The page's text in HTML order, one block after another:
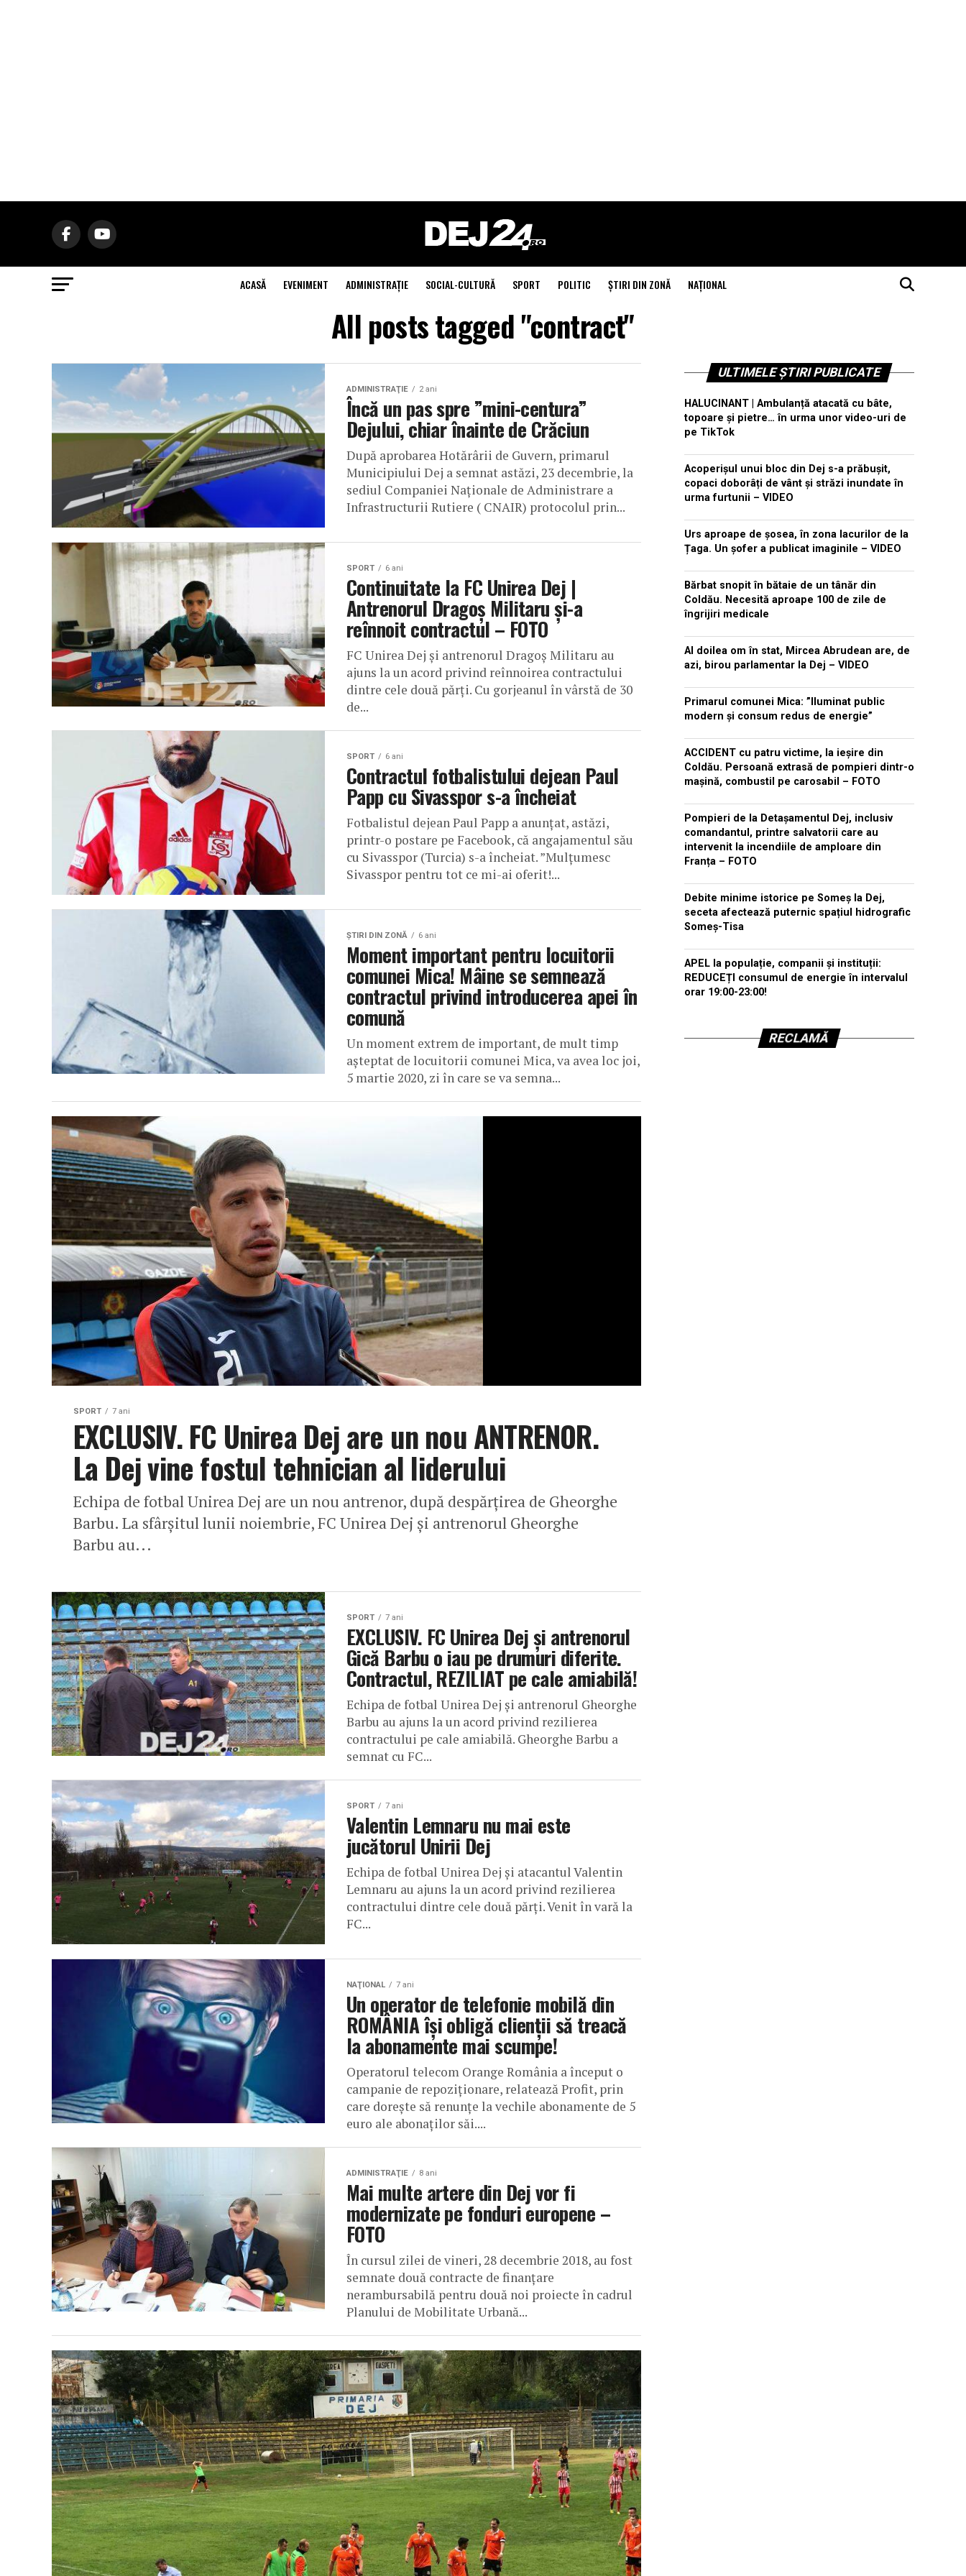
ACASĂ EVENIMENT ADMINISTRAŢIE SOCIAL-CULTURĂ SPORT POLITIC ŞTIRI DIN ZONĂ NAŢIONAL
All posts tagged "contract"
ADMINISTRAŢIE 2 ani
Încă un pas spre ”mini-centura”
Dejului, chiar înainte de Crăciun
După aprobarea Hotărârii de Guvern, primarul
Municipiului Dej a semnat astăzi, 23 decembrie, la
sediul Companiei Naționale de Administrare a
Infrastructurii Rutiere ( CNAIR) protocolul prin...
SPORT 6 ani
Continuitate la FC Unirea Dej |
Antrenorul Dragoș Militaru și-a
reînnoit contractul – FOTO
FC Unirea Dej și antrenorul Dragoș Militaru au
ajuns la un acord privind reînnoirea contractului
dintre cele două părți. Cu gorjeanul în vârstă de 30
de...
SPORT 6 ani
Contractul fotbalistului dejean Paul
Papp cu Sivasspor s-a încheiat
Fotbalistul dejean Paul Papp a anunțat, astăzi,
printr-o postare pe Facebook, că angajamentul său
cu Sivasspor (Turcia) s-a încheiat. ”Mulțumesc
Sivasspor pentru tot ce mi-ai oferit!...
ŞTIRI DIN ZONĂ 6 ani
Moment important pentru locuitorii
comunei Mica! Mâine se semnează
contractul privind introducerea apei în
comună
Un moment extrem de important, de mult timp
așteptat de locuitorii comunei Mica, va avea loc joi,
5 martie 2020, zi în care se va semna...
SPORT 7 ani
EXCLUSIV. FC Unirea Dej are un nou ANTRENOR.
La Dej vine fostul tehnician al liderului
Echipa de fotbal Unirea Dej are un nou antrenor, după despărțirea de Gheorghe
Barbu. La sfârșitul lunii noiembrie, FC Unirea Dej și antrenorul Gheorghe
Barbu au...
SPORT 7 ani
EXCLUSIV. FC Unirea Dej și antrenorul
Gică Barbu o iau pe drumuri diferite.
Contractul, REZILIAT pe cale amiabilă!
Echipa de fotbal Unirea Dej și antrenorul Gheorghe
Barbu au ajuns la un acord privind rezilierea
contractului pe cale amiabilă. Gheorghe Barbu a
semnat cu FC...
SPORT 7 ani
Valentin Lemnaru nu mai este
jucătorul Unirii Dej
Echipa de fotbal Unirea Dej și atacantul Valentin
Lemnaru au ajuns la un acord privind rezilierea
contractului dintre cele două părți. Venit în vară la
FC...
NAŢIONAL 7 ani
Un operator de telefonie mobilă din
ROMÂNIA își obligă clienţii să treacă
la abonamente mai scumpe!
Operatorul telecom Orange România a început o
campanie de repoziţionare, relatează Profit, prin
care doreşte să renunţe la vechile abonamente de 5
euro ale abonaţilor săi....
ADMINISTRAŢIE 8 ani
Mai multe artere din Dej vor fi
modernizate pe fonduri europene –
FOTO
În cursul zilei de vineri, 28 decembrie 2018, au fost
semnate două contracte de finanțare
nerambursabilă pentru două noi proiecte în cadrul
Planului de Mobilitate Urbană...
ULTIMELE ȘTIRI PUBLICATE
HALUCINANT | Ambulanță atacată cu bâte,
topoare și pietre… în urma unor video-uri de
pe TikTok
Acoperișul unui bloc din Dej s-a prăbușit,
copaci doborâți de vânt și străzi inundate în
urma furtunii – VIDEO
Urs aproape de șosea, în zona lacurilor de la
Țaga. Un șofer a publicat imaginile – VIDEO
Bărbat snopit în bătaie de un tânăr din
Coldău. Necesită aproape 100 de zile de
îngrijiri medicale
Al doilea om în stat, Mircea Abrudean are, de
azi, birou parlamentar la Dej – VIDEO
Primarul comunei Mica: ”Iluminat public
modern și consum redus de energie”
ACCIDENT cu patru victime, la ieșire din
Coldău. Persoană extrasă de pompieri dintr-o
mașină, combustil pe carosabil – FOTO
Pompieri de la Detașamentul Dej, inclusiv
comandantul, printre salvatorii care au
intervenit la incendiile de amploare din
Franța – FOTO
Debite minime istorice pe Someș la Dej,
seceta afectează puternic spațiul hidrografic
Someș-Tisa
APEL la populație, companii și instituții:
REDUCEȚI consumul de energie în intervalul
orar 19:00-23:00!
RECLAMĂ